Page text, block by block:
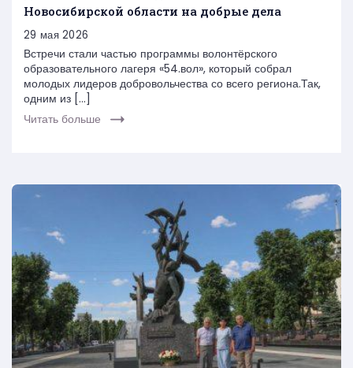
Новосибирской области на добрые дела
29 мая 2026
Встречи стали частью программы волонтёрского
образовательного лагеря «54.вол», который собрал
молодых лидеров добровольчества со всего региона.Так,
одним из […]
Читать больше